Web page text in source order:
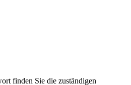
finden Sie die zuständigen